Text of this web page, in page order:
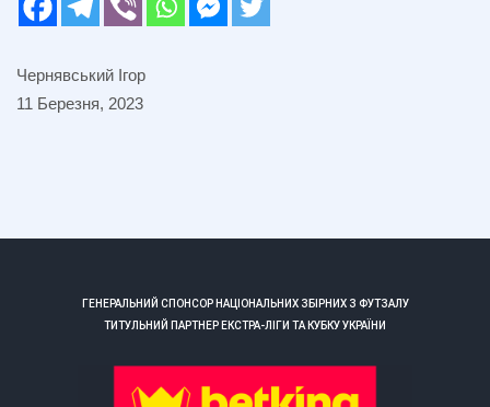
Чернявський Ігор
11 Березня, 2023
ГЕНЕРАЛЬНИЙ СПОНСОР НАЦІОНАЛЬНИХ ЗБІРНИХ З ФУТЗАЛУ
ТИТУЛЬНИЙ ПАРТНЕР ЕКСТРА-ЛІГИ ТА КУБКУ УКРАЇНИ